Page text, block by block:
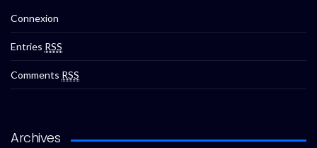
Connexion
Entries RSS
Comments RSS
Archives